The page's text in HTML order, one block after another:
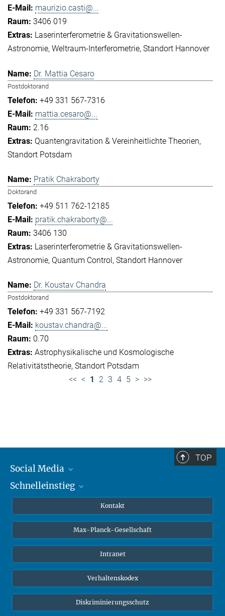
maurizio.casti@...
3406 019
Laserinterferometrie & Gravitationswellen-
Astronomie Weltraum-Interferometrie Standort Hannover
Dr. Mattia Cesaro
Postdoktorand
+49 331 567-7316
mattia.cesaro@...
2.16
Quantengravitation & Vereinheitlichte Theorien
Standort Potsdam
Pratik Chakraborty
Doktorand
+49 511 762-12185
pratik.chakraborty@...
3406 130
Laserinterferometrie & Gravitationswellen-
Astronomie Quantum Control Standort Hannover
Dr. Koustav Chandra
Postdoktorand
+49 331 567-7192
koustav.chandra@...
0.70
Astrophysikalische und Kosmologische
Relativitätstheorie Standort Potsdam
<< < 1 2 3 4 5 > >>
TOP
Social Media
Mastodon
Schnelleinstieg
Studierende
Schüler*innen
Öffentlichkeit
Alumnae | Alumni
Kontakt
Max-Planck-Gesellschaft
Intranet
Verhaltenskodex
Diskriminierungsschutz